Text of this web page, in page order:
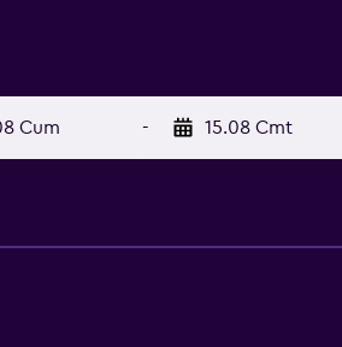
Cum - 15.08 Cmt